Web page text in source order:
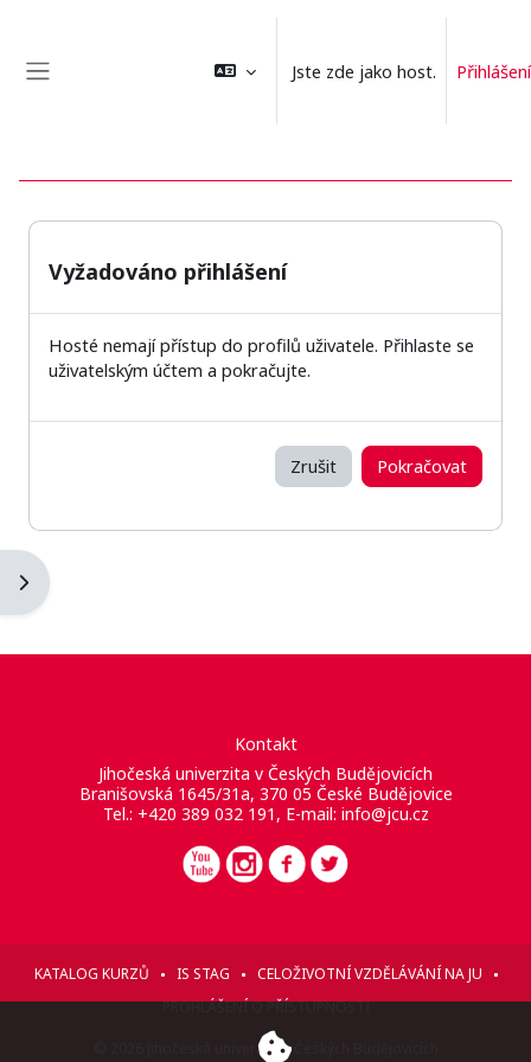
Jste zde jako host. Přihlášení
Otevřít panel bloku
Vyžadováno přihlášení
Hosté nemají přístup do profilů uživatele. Přihlaste se
uživatelským účtem a pokračujte.
Zrušit Pokračovat
Kontakt
Jihočeská univerzita v Českých Budějovicích
Branišovská 1645/31a, 370 05 České Budějovice
Tel.: +420 389 032 191, E-mail: info@jcu.cz
KATALOG KURZŮ IS STAG
CELOŽIVOTNÍ VZDĚLÁVÁNÍ NA JU
PROHLÁŠENÍ O PŘÍSTUPNOSTI
© 2026 Jihočeská univerzita v Českých Budějovicích